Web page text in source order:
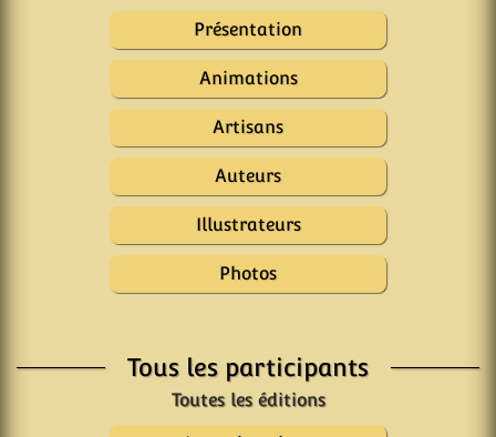
Présentation
Animations
Artisans
Auteurs
Illustrateurs
Photos
Tous les participants